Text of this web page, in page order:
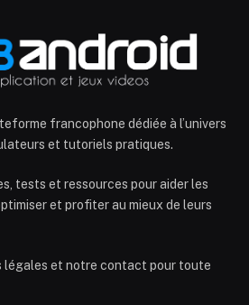
francophone dédiée à l’univers
et tutoriels pratiques.
tests et ressources pour aider les
et profiter au mieux de leurs
légales et notre contact pour toute